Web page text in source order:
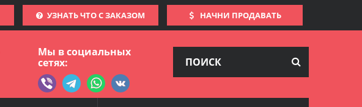
УЗНАТЬ ЧТО С ЗАКАЗОМ НАЧНИ ПРОДАВАТЬ
Мы в социальных
сетях: